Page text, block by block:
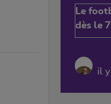
Le
dès le
il